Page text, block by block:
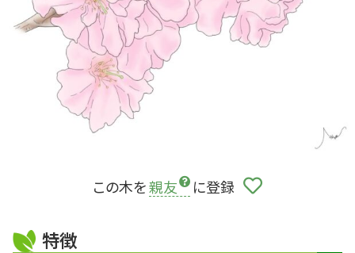
この木を親友 に登録
特徴